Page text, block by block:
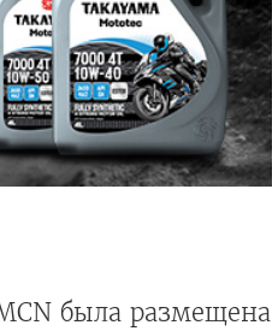
была размещена